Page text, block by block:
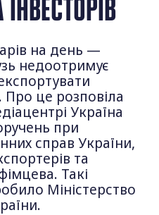
на день —
недоотримує
це розповіла
Україна
при
справ України,
та
Такі
Міністерство